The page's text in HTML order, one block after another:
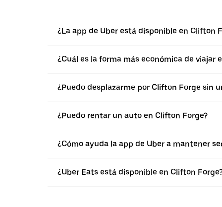
¿La app de Uber está disponible en Clifton
¿Cuál es la forma más económica de viajar
¿Puedo desplazarme por Clifton Forge sin
¿Puedo rentar un auto en Clifton Forge?
¿Cómo ayuda la app de Uber a mantener
¿Uber Eats está disponible en Clifton